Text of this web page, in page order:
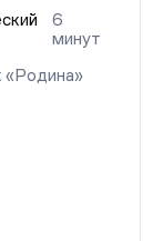
6
минут
«Родина»